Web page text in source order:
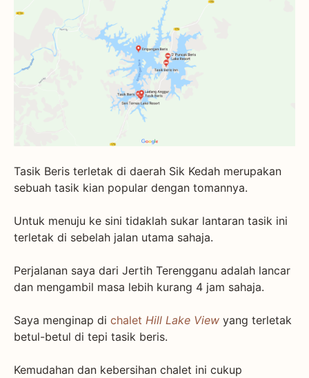
Tasik Beris terletak di daerah Sik Kedah merupakan
sebuah tasik kian popular dengan tomannya.
Untuk menuju ke sini tidaklah sukar lantaran tasik ini
terletak di sebelah jalan utama sahaja.
Perjalanan saya dari Jertih Terengganu adalah lancar
dan mengambil masa lebih kurang 4 jam sahaja.
Saya menginap di chalet Hill Lake View yang terletak
betul-betul di tepi tasik beris.
Kemudahan dan kebersihan chalet ini cukup